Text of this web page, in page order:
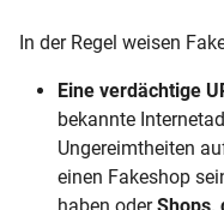
In der Regel weisen
Eine verdächtige
bekannte
Ungereimtheiten
einen Fakeshop
haben oderShops,